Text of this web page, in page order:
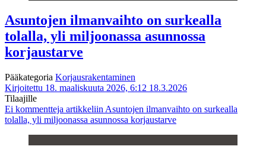
Asuntojen ilmanvaihto on surkealla
tolalla, yli miljoonassa asunnossa
korjaustarve
Pääkategoria Korjausrakentaminen
Kirjoitettu 18. maaliskuuta 2026, 6:12 18.3.2026
Tilaajille
Ei kommentteja artikkeliin Asuntojen ilmanvaihto on surkealla
tolalla, yli miljoonassa asunnossa korjaustarve